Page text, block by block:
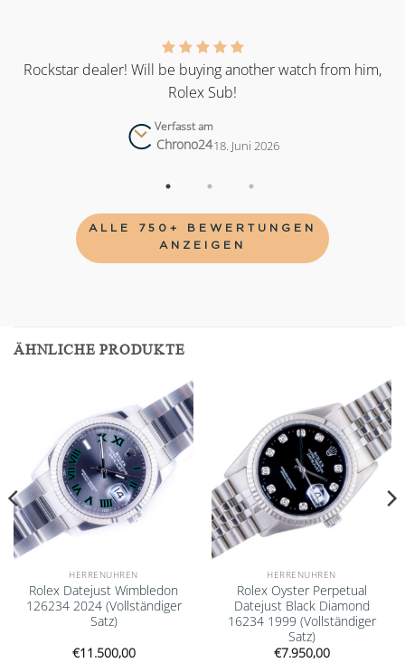
Rockstar dealer! Will be buying another watch from him,
Rolex Sub!
Verfasst am
Chrono2418. Juni 2026
ALLE 750+ BEWERTUNGEN
ANZEIGEN
ÄHNLICHE PRODUKTE
Add to
wishlist
HERRENUHREN
Rolex Datejust Wimbledon
126234 2024 (Vollständiger
Satz)
€11.500,00
Add to
wishlist
HERRENUHREN
Rolex Oyster Perpetual
Datejust Black Diamond
16234 1999 (Vollständiger
Satz)
€7.950,00